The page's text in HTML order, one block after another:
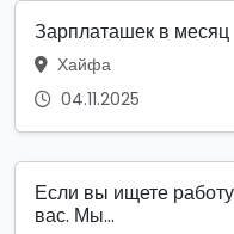
Зарплаташек в месяц
Хайфа
04.11.2025
Если вы ищете
вас. Мы...